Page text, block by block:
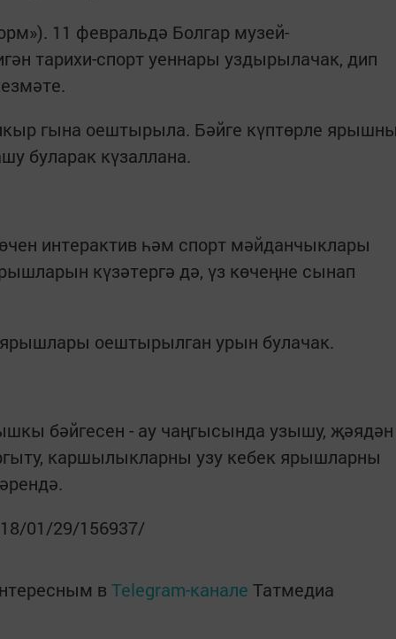
11 февральдә Болгар музей-
тарихи-спорт уеннары уздырылачак, дип
гына оештырыла. Бәйге күптөрле
буларак күзаллана.
интерактив һәм спорт мәйданчыклары
күзәтергә дә, үз көчеңне сынап
оештырылган урын булачак.
бәйгесен - ау чаңгысында узышу, җәядән
каршылыкларны узу кебек ярышларны
01/29/156937/
в Telegram-канале Татмедиа